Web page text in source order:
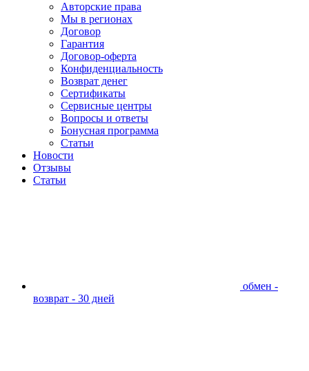
Авторские права
Мы в регионах
Договор
Гарантия
Договор-оферта
Конфиденциальность
Возврат денег
Сертификаты
Сервисные центры
Вопросы и ответы
Бонусная программа
Статьи
Новости
Отзывы
Статьи
обмен -
возврат - 30 дней